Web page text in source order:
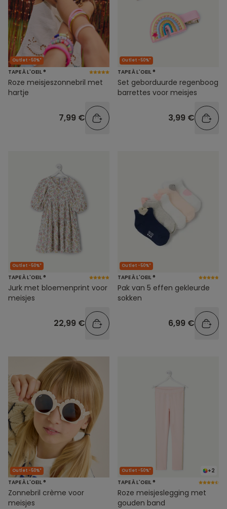
Outlet -50%*
TAPE À L'OEIL ®
Roze meisjeszonnebril met
hartje
7,99 €
Outlet -50%*
TAPE À L'OEIL ®
Set geborduurde regenboog
barrettes voor meisjes
3,99 €
Outlet -50%*
TAPE À L'OEIL ®
Jurk met bloemenprint voor
meisjes
22,99 €
Outlet -50%*
TAPE À L'OEIL ®
Pak van 5 effen gekleurde
sokken
6,99 €
Outlet -50%*
TAPE À L'OEIL ®
Zonnebril crème voor
meisjes
+2
Outlet -50%*
TAPE À L'OEIL ®
Roze meisjeslegging met
gouden band